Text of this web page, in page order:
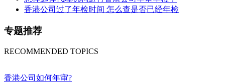
香港公司过了年检时间 怎么查是否已经年检
专题推荐
RECOMMENDED TOPICS
香港公司如何年审?